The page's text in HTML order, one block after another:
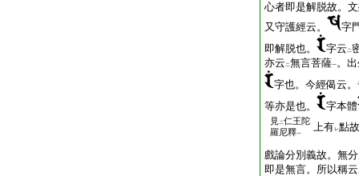
心者即是解脱故。
又守護經云。
字
即解脱也。
字云 二
亦云 二無言菩薩一。
字也。今經偈云
等亦是也。
字本體
見 二仁王陀
羅尼釋一
上有レ點
戲論分別義故。無
即是無言。所以稱云